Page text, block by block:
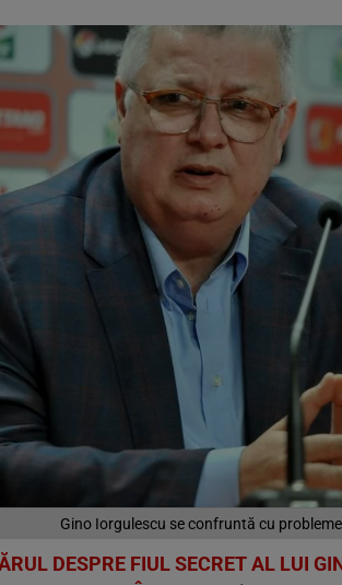
Gino Iorgulescu se confruntă cu
DESPRE FIUL SECRET AL LUI